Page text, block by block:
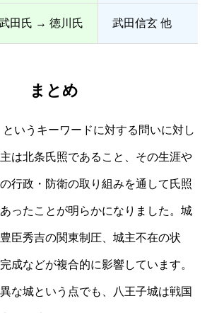
田氏 → 徳川氏 武田信玄 他
まとめ
というキーワードに対する問いに対し
は北条氏照であること、その生涯や
行政・防衛の取り組みを通して氏照
ったことが明らかになりました。城
臣秀吉の関東制圧、城主不在の状
成などが複合的に影響しています。
な城という点でも、八王子城は戦国